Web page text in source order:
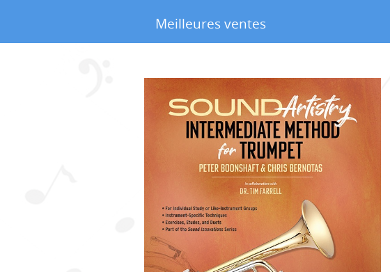
Meilleures ventes